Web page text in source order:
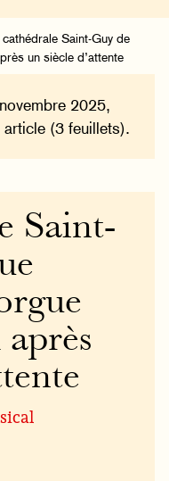
cathédrale Saint-Guy de
un siècle d’attente
2025,
(3 feuillets).
Saint-